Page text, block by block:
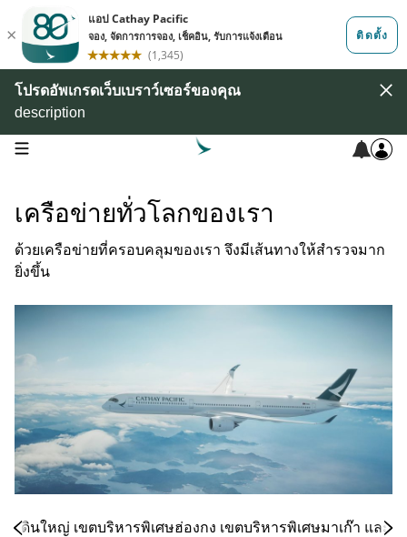
โปรดอัพเกรดเว็บเบราว์เซอร์ของคุณ
description
open navigation menu
เครือข่ายทั่วโลกของเรา
ด้วยเครือข่ายที่ครอบคลุมของเรา จึงมีเส้นทางให้สำรวจมาก
ยิ่งขึ้น
นดินใหญ่ เขตบริหารพิเศษฮ่องกง เขตบริหารพิเศษมาเก๊า และ